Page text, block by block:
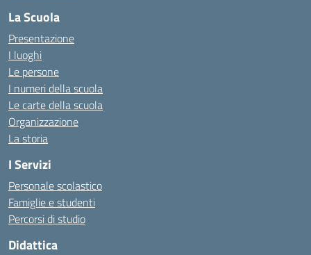
La Scuola
Presentazione
I luoghi
Le persone
I numeri della scuola
Le carte della scuola
Organizzazione
La storia
I Servizi
Personale scolastico
Famiglie e studenti
Percorsi di studio
Didattica